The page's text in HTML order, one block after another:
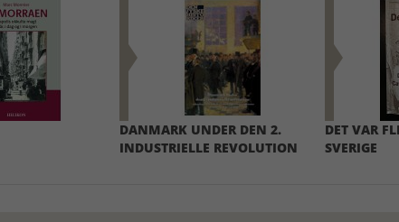
DANMARK UNDER DEN 2.
INDUSTRIELLE REVOLUTION
DET VAR
SVERIGE